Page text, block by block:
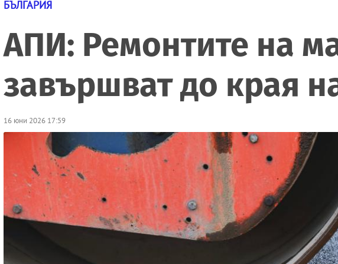
БЪЛГАРИЯ
АПИ: Ремонтите на
завършват до края
16 юни 2026 17:59